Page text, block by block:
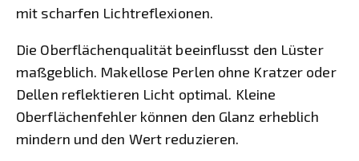
mit scharfen Lichtreflexionen.
Die Oberflächenqualität beeinflusst den Lüster
maßgeblich. Makellose Perlen ohne Kratzer oder
Dellen reflektieren Licht optimal. Kleine
Oberflächenfehler können den Glanz erheblich
mindern und den Wert reduzieren.